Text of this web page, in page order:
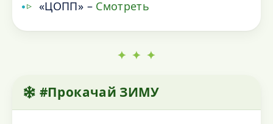
«ЦОПП» – Смотреть
✦ ✦ ✦
#Прокачай ЗИМУ